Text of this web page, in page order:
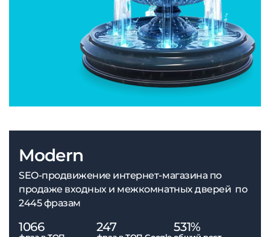
Modern
SEO-продвижение интернет-магазина по
продаже входных и межкомнатных дверей по
2445 фразам
1066 247 531%